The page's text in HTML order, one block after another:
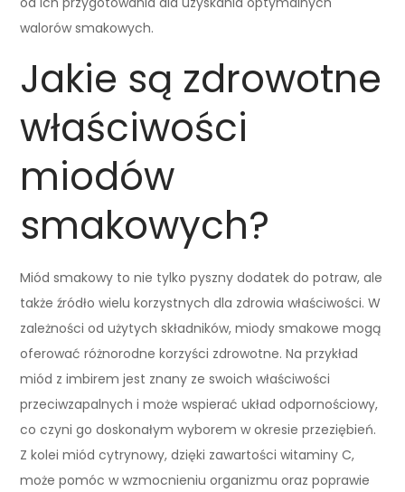
walorów smakowych.
Jakie są zdrowotne
właściwości
miodów
smakowych?
Miód smakowy to nie tylko pyszny dodatek do potraw, ale
także źródło wielu korzystnych dla zdrowia właściwości. W
zależności od użytych składników, miody smakowe mogą
oferować różnorodne korzyści zdrowotne. Na przykład
miód z imbirem jest znany ze swoich właściwości
przeciwzapalnych i może wspierać układ odpornościowy,
co czyni go doskonałym wyborem w okresie przeziębień.
Z kolei miód cytrynowy, dzięki zawartości witaminy C,
może pomóc w wzmocnieniu organizmu oraz poprawie